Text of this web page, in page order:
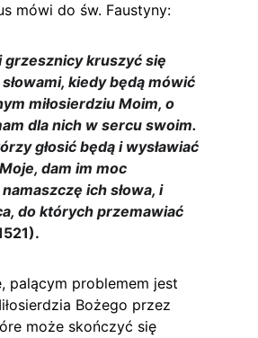
mówi do św. Faustyny:
grzesznicy kruszyć się
kiedy będą mówić
miłosierdziu Moim, o
dla nich w sercu swoim.
głosić będą i wysławiać
dam im moc
ich słowa, i
do których przemawiać
palącym problemem jest
Bożego przez
może skończyć się